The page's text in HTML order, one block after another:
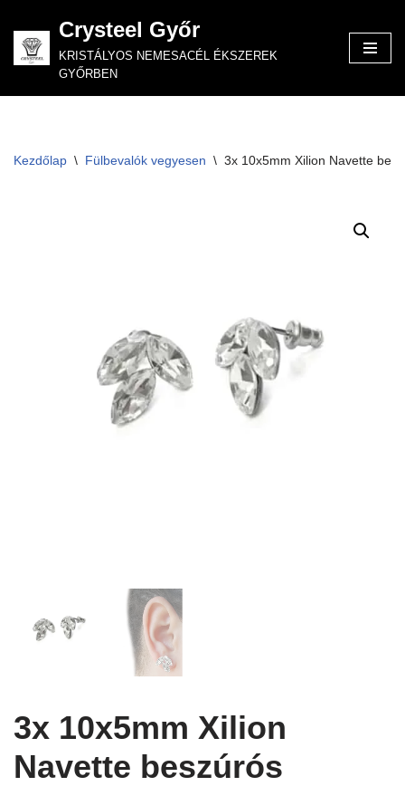
Skip
to
Crysteel Győr
KRISTÁLYOS NEMESACÉL ÉKSZEREK
GYŐRBEN
Kezdőlap \ Fülbevalók vegyesen \ 3x 10x5mm Xilion Navette
3x 10x5mm Xilion
Navette beszúrós